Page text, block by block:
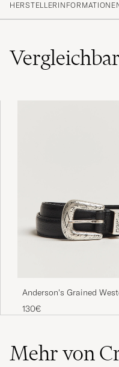
Mein Sohn hat
bekommen und ist
Aussehen sehr
Größe, hat
Crockett &amp
Anderson's Grained
Leather Belt 2,5 cm Black
130€
Mehr von